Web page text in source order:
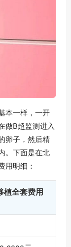
本一样，一开
做B超监测进入
卵子，然后精
。下面是在北
用明细：
植全套费用